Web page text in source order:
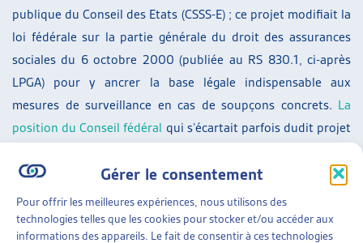
Gérer le consentement
Pour offrir les meilleures expériences, nous utilisons des
technologies telles que les cookies pour stocker et/ou accéder aux
informations des appareils. Le fait de consentir à ces technologies
publique du Conseil des Etats (CSSS-E) ; ce projet modifiait la
loi fédérale sur la partie générale du droit des assurances
sociales du 6 octobre 2000 (publiée au RS 830.1, ci-après
LPGA) pour y ancrer la base légale indispensable aux
mesures de surveillance en cas de soupçons concrets. La
position du Conseil fédéral qui s’écartait parfois dudit projet
chambres ne s’était encore prononcée à ce sujet.
Une fois les divergences aplanies entre les deux chambres,
cette révision de la LPGA a été votée le 16 mars 2018. Le